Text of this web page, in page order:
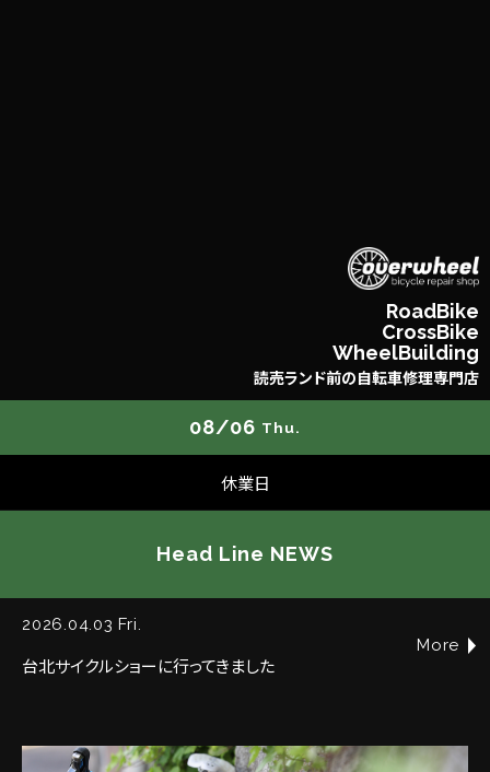
RoadBike
CrossBike
WheelBuilding
読売ランド前の自転車修理専門店
08/06 Thu.
休業日
Head Line NEWS
2026.04.03 Fri.
台北サイクルショーに行ってきました
More